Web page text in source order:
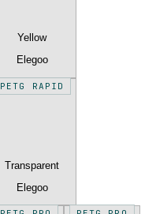
Yellow
Elegoo
PETG RAPID
Transparent
Elegoo